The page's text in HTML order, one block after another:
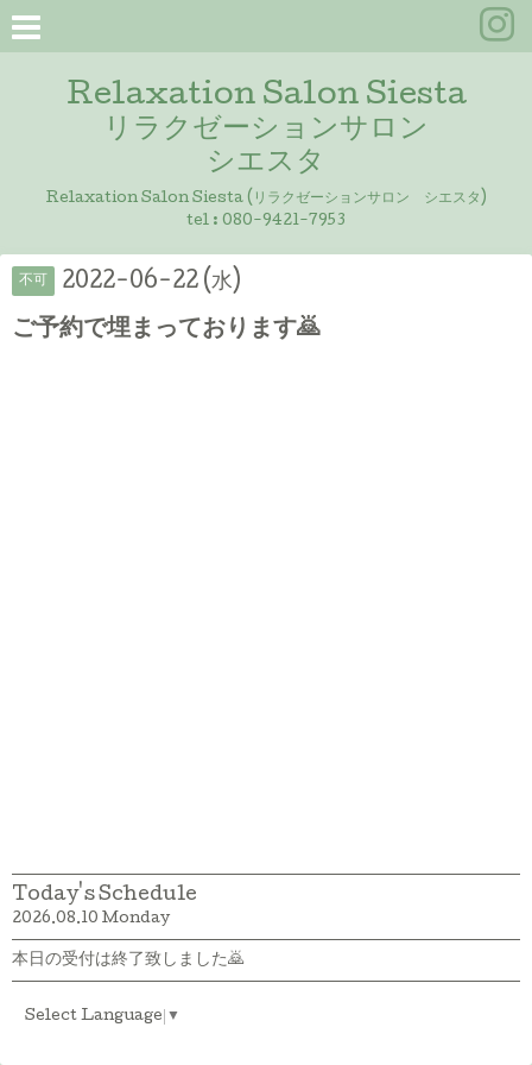
Relaxation Salon Siesta
リラクゼーションサロン
シエスタ
Relaxation Salon Siesta (リラクゼーションサロン シエスタ)
tel : 080-9421-7953
不可 2022-06-22 (水)
ご予約で埋まっております🙇
Today's Schedule
2026.08.10 Monday
本日の受付は終了致しました🙇
Select Language ▼